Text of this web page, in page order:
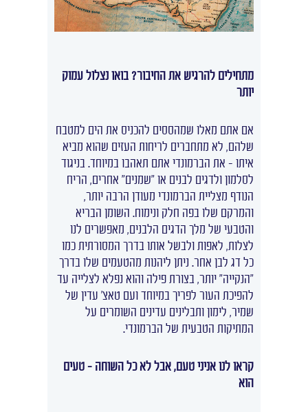
מתחילים להרגיש את החיבור? בואו נצלול עמוק
יותר
אם אתם מאלו שמהססים להכניס את הים למטבח
שלהם, לא מתחברים לריחות העזים שהוא מביא
איתו – את הברמונדי אתם תאהבו במיוחד. בניגוד
לסלמון ולדגים לבנים או "שמנים" אחרים, הריח
הנודף מצליית הברמונדי מעודן הרבה יותר,
והמרקם שלו בפה חלק ונימוח. השומן הבריא
והטבעי של מלך הדגים הלבנים, מאפשרים לנו
לצלות, לאפות ולבשל אותו בדרך המסורתית כמו
כל דג לבן אחר. ניתן ליהנות מהטעמים שלו בדרך
"הנקייה" יותר, בצורת פילה והוא נפלא לצלייה עד
להפיכת העור לפריך במיוחד ועם טאצ' עדין של
שמיר, לימון ותבלינים עדינים השומרים על
המתיקות הטבעית של הברמונדי.
קראו לנו אניני טעם, אבל לא כל השוחה – טעים
הוא